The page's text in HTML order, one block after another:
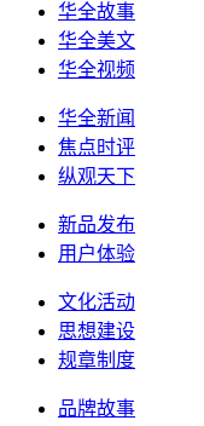
华全故事
华全美文
华全视频
华全新闻
焦点时评
纵观天下
新品发布
用户体验
文化活动
思想建设
规章制度
品牌故事